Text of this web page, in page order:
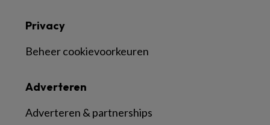
Adverteren
Adverteren & partnerships
Privacy
Beheer cookievoorkeuren